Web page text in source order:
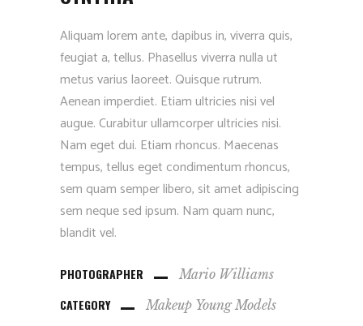
Aliquam lorem ante, dapibus in, viverra quis,
feugiat a, tellus. Phasellus viverra nulla ut
metus varius laoreet. Quisque rutrum.
Aenean imperdiet. Etiam ultricies nisi vel
augue. Curabitur ullamcorper ultricies nisi.
Nam eget dui. Etiam rhoncus. Maecenas
tempus, tellus eget condimentum rhoncus,
sem quam semper libero, sit amet adipiscing
sem neque sed ipsum. Nam quam nunc,
blandit vel.
PHOTOGRAPHER Mario Williams
CATEGORY Makeup Young Models